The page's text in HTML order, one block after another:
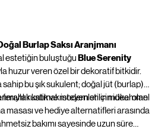
Burlap Saksı Aranjmanı
estetiğin buluştuğuBlue Serenity
huzur veren özel bir dekoratif bitkidir.
bu şık sukulent; doğal jüt (burlap)
rustik ve modern stilin mükemmel
ferahlık katmak isteyenler için ideal olan
masası ve hediye alternatifleri arasında
bakımı sayesinde uzun süre